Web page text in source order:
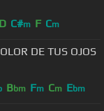
D C#m F Cm
DE TUS OJOS
Bbm Fm Cm Ebm